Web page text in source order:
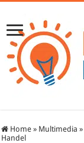
Home » Multimedia »
Handel